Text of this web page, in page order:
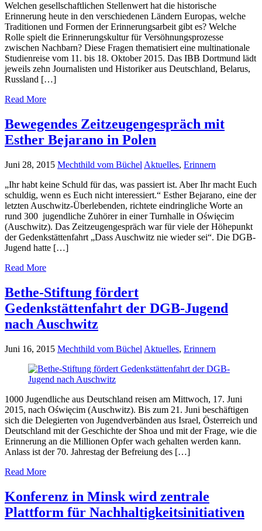
Welchen gesellschaftlichen Stellenwert hat die historische
Erinnerung heute in den verschiedenen Ländern Europas, welche
Traditionen und Formen der Erinnerungsarbeit gibt es? Welche
Rolle spielt die Erinnerungskultur für Versöhnungsprozesse
zwischen Nachbarn? Diese Fragen thematisiert eine multinationale
Studienreise vom 11. bis 18. Oktober 2015. Das IBB Dortmund lädt
jeweils zehn Journalisten und Historiker aus Deutschland, Belarus,
Russland […]
Read More
Bewegendes Zeitzeugengespräch mit
Esther Bejarano in Polen
Juni 28, 2015 Mechthild vom Büchel Aktuelles, Erinnern
„Ihr habt keine Schuld für das, was passiert ist. Aber Ihr macht Euch
schuldig, wenn es Euch nicht interessiert.“ Esther Bejarano, eine der
letzten Auschwitz-Überlebenden, richtete eindringliche Worte an
rund 300 jugendliche Zuhörer in einer Turnhalle in Oświęcim
(Auschwitz). Das Zeitzeugengespräch war für viele der Höhepunkt
der Gedenkstättenfahrt „Dass Auschwitz nie wieder sei“. Die DGB-
Jugend hatte […]
Read More
Bethe-Stiftung fördert
Gedenkstättenfahrt der DGB-Jugend
nach Auschwitz
Juni 16, 2015 Mechthild vom Büchel Aktuelles, Erinnern
1000 Jugendliche aus Deutschland reisen am Mittwoch, 17. Juni
2015, nach Oświęcim (Auschwitz). Bis zum 21. Juni beschäftigen
sich die Delegierten von Jugendverbänden aus Israel, Österreich und
Deutschland mit der Geschichte der Shoa und mit der Frage, wie die
Erinnerung an die Millionen Opfer wach gehalten werden kann.
Anlass ist der 70. Jahrestag der Befreiung des […]
Read More
Konferenz in Minsk wird zentrale
Plattform für Nachhaltigkeitsinitiativen